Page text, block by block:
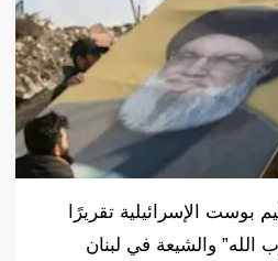
الإسرائيلية تقريرًا
والشيعة في لبنان